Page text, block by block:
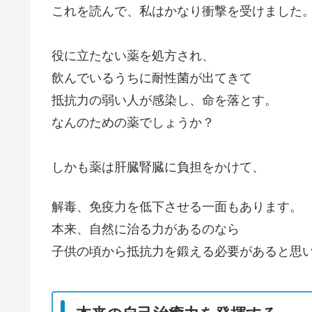
これを読んで、私はかなり衝撃を受けました。
役に立たない薬を処方され、
飲んでいるうちに耐性菌が出てきて
抵抗力の弱い人が感染し、命を落とす。
なんのための薬でしょうか？
しかも薬は肝臓腎臓に負担をかけて、
解毒、免疫力を低下させる一面もあります。
本来、自然に治る力があるのなら
子供の頃から抵抗力を鍛える必要があると思